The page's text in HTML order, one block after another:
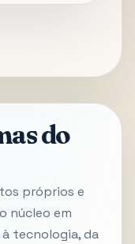
do
próprios e
núcleo em
tecnologia, da